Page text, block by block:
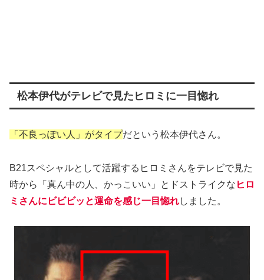
松本伊代がテレビで見たヒロミに一目惚れ
「不良っぽい人」がタイプだという松本伊代さん。
B21スペシャルとして活躍するヒロミさんをテレビで見た
時から「真ん中の人、かっこいい」とドストライクな ヒロ
ミさんにビビビッと運命を感じ一目惚れしました。